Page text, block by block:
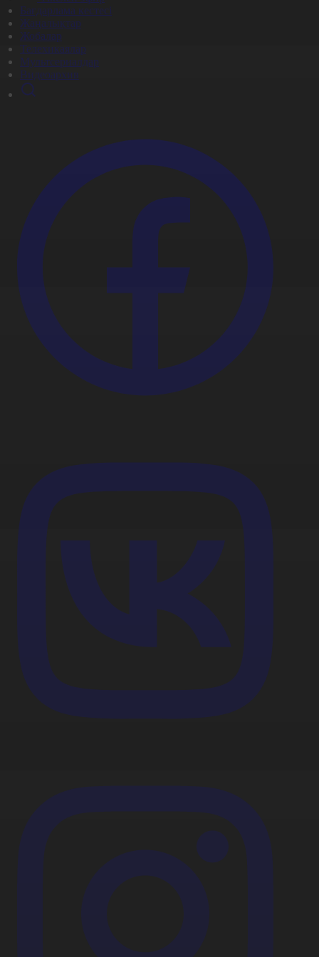
Бағдарлама кестесі
Жаңалықтар
Жобалар
Телехикаялар
Мультсериалдар
Видеоархив